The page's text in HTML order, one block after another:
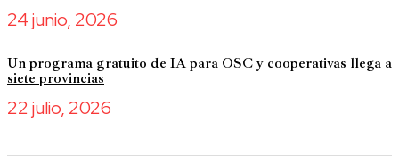
24 junio, 2026
Un programa gratuito de IA para OSC y cooperativas llega a
siete provincias
22 julio, 2026